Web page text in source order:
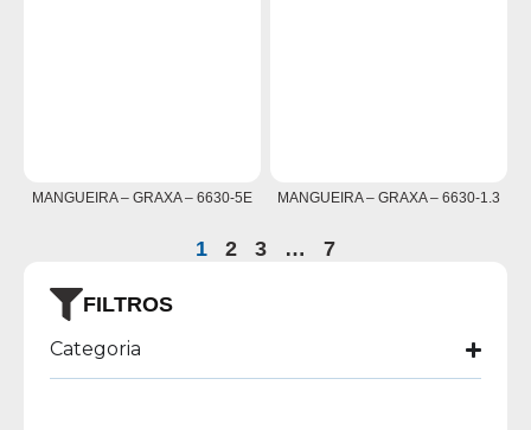
FILTROS
Categoria
MANGUEIRA – GRAXA – 6630-5E MANGUEIRA – GRAXA – 6630-1.3
1 2 3 … 7